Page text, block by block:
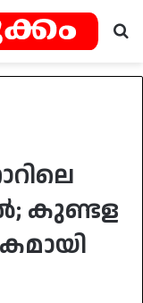
കുണ്ടള